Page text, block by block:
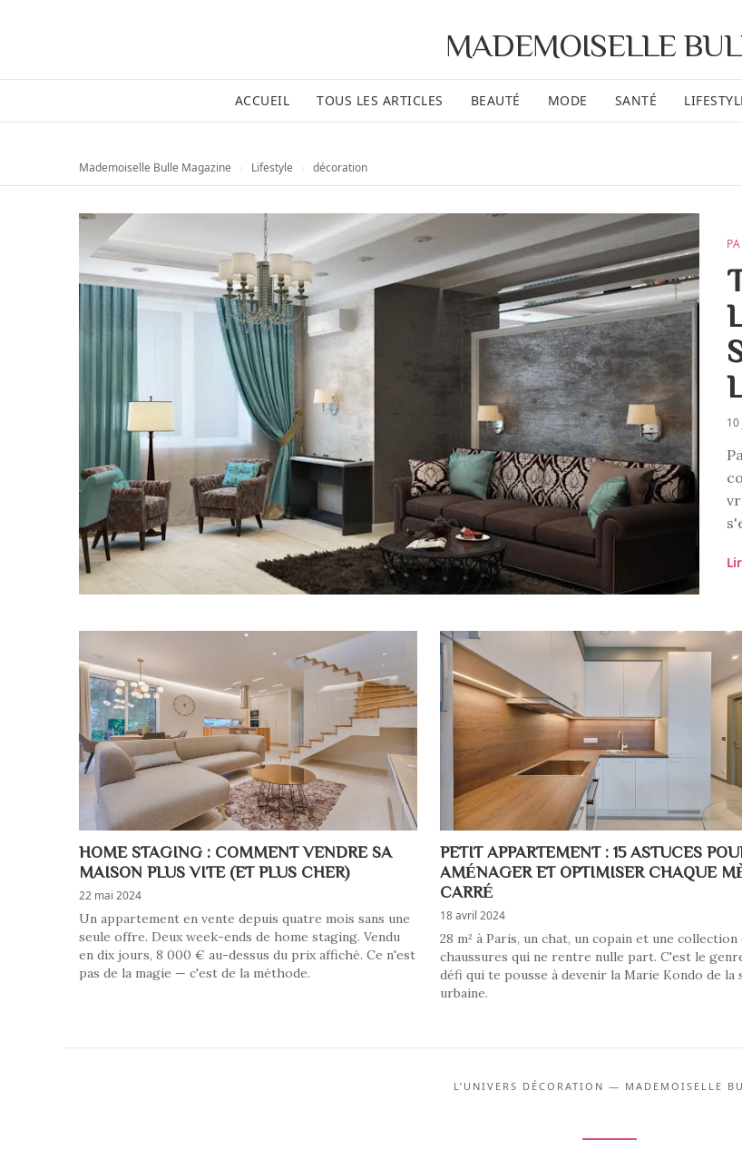
MADEMOISELLE
ACCUEIL TOUS LES ARTICLES BEAUTÉ MODE SANTÉ
Mademoiselle Bulle Magazine Lifestyle décoration
HOME STAGING : COMMENT VENDRE SA
MAISON PLUS VITE (ET PLUS CHER)
22 mai 2024
Un appartement en vente depuis quatre mois sans une
seule offre. Deux week-ends de home staging. Vendu
en dix jours, 8 000 € au-dessus du prix affiché. Ce n'est
pas de la magie — c'est de la méthode.
PETIT APPARTEMENT : 15 ASTUCES
AMÉNAGER ET OPTIMISER CHAQUE
CARRÉ
18 avril 2024
28 m² à Paris, un chat, un copain et une collection
chaussures qui ne rentre nulle part. C'est le
défi qui te pousse à devenir la Marie Kondo de la
urbaine.
L’UNIVERS DÉCORATION — MADEMOISELLE